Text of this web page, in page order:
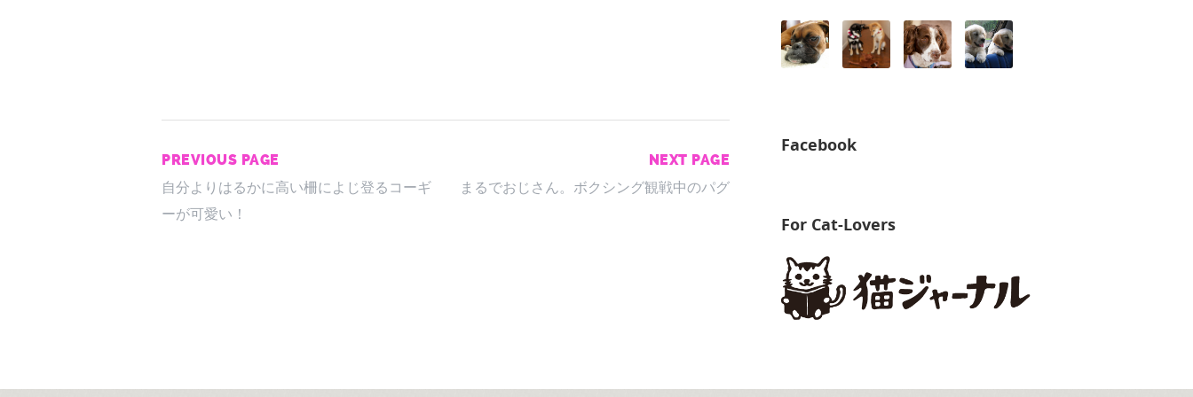
PREVIOUS PAGE
自分よりはるかに高い柵によじ登るコーギ
ーが可愛い！
NEXT PAGE
まるでおじさん。ボクシング観戦中のパグ
Facebook
For Cat-Lovers